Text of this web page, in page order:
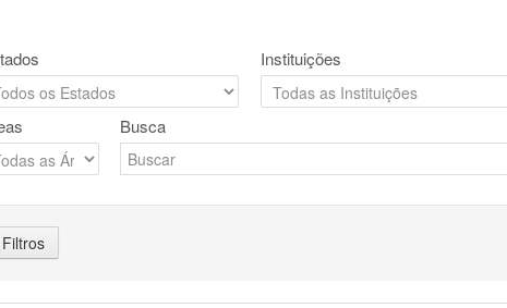
Instituições
Busca